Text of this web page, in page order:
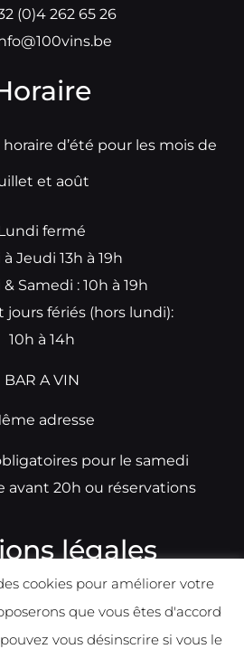
(0)4 262 65 26
horaire d’été pour les mois de
et août
fermé
Jeudi 13h à 19h
Samedi : 10h à 19h
jours fériés (hors lundi):
10h à 14h
BAR A VIN
adresse
pour le samedi
avant 20h ou réservations
légales
cookies pour améliorer votre
que vous êtes d'accord
vous désinscrire si vous le